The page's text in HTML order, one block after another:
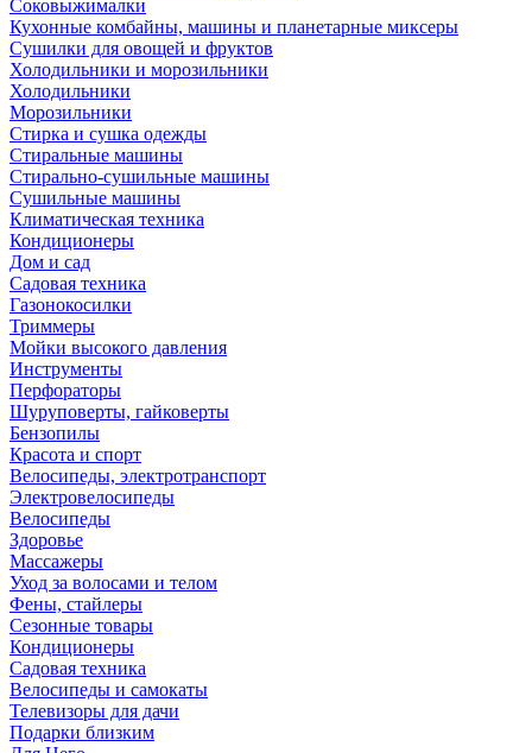
Соковыжималки
Кухонные комбайны, машины и планетарные миксеры
Сушилки для овощей и фруктов
Холодильники и морозильники
Холодильники
Морозильники
Стирка и сушка одежды
Стиральные машины
Стирально-сушильные машины
Сушильные машины
Климатическая техника
Кондиционеры
Дом и сад
Садовая техника
Газонокосилки
Триммеры
Мойки высокого давления
Инструменты
Перфораторы
Шуруповерты, гайковерты
Бензопилы
Красота и спорт
Велосипеды, электротранспорт
Электровелосипеды
Велосипеды
Здоровье
Массажеры
Уход за волосами и телом
Фены, стайлеры
Сезонные товары
Кондиционеры
Садовая техника
Велосипеды и самокаты
Телевизоры для дачи
Подарки близким